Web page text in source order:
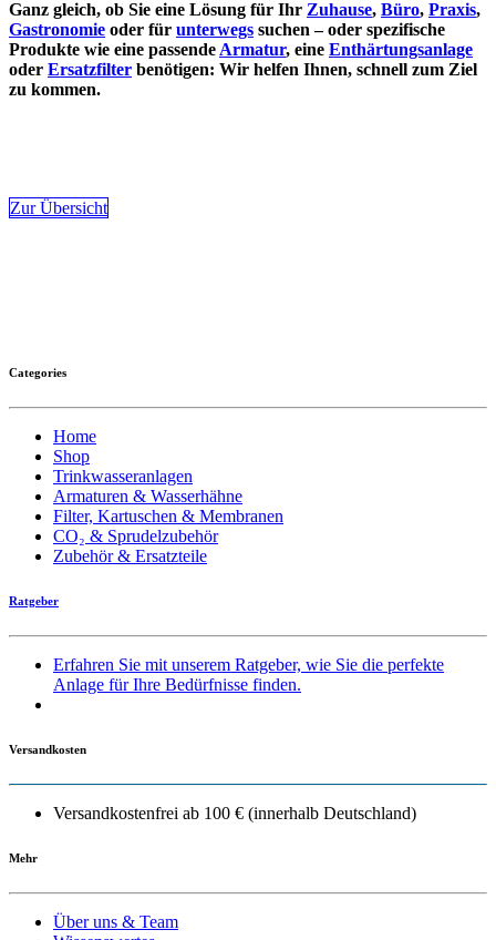
Ganz gleich, ob Sie eine Lösung für Ihr Zuhause, Büro, Praxis,
Gastronomie oder für unterwegs suchen – oder spezifische
Produkte wie eine passende Armatur, eine Enthärtungsanlage
oder Ersatzfilter benötigen: Wir helfen Ihnen, schnell zum Ziel
zu kommen.
Zur Übersicht
Categories
Home
Shop
Trinkwasseranlagen
Armaturen & Wasserhähne
Filter, Kartuschen & Membranen
CO₂ & Sprudelzubehör
Zubehör & Ersatzteile
Ratgeber
Erfahren Sie mit unserem Ratgeber, wie Sie die perfekte
Anlage für Ihre Bedürfnisse finden.
Versandkosten
Versandkostenfrei ab 100 € (innerhalb Deutschland)
Mehr
Über uns & Team